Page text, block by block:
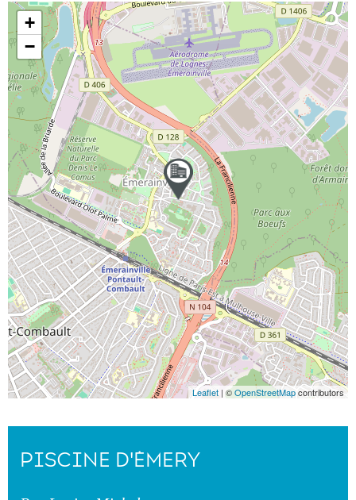
+
−
Leaflet | ©OpenStreetMapcontributors
PISCINE D'ÉMERY